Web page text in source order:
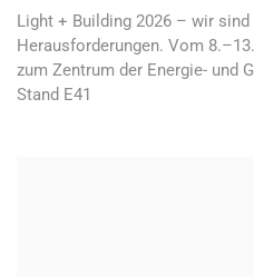
Light + Building 2026 – wir
Herausforderungen. Vom
zum Zentrum der Energie- und
Stand E41